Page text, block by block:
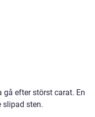
efter störst carat. En
slipad sten.